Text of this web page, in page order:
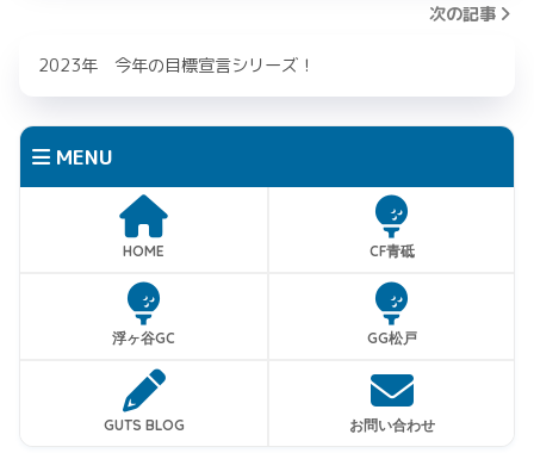
次の記事
2023年 今年の目標宣言シリーズ！
MENU
HOME CF青砥
浮ヶ谷GC GG松戸
GUTS BLOG お問い合わせ